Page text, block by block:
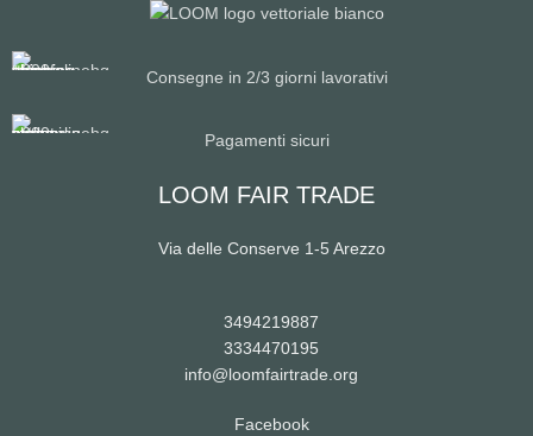
Consegne in 2/3 giorni lavorativi
Pagamenti sicuri
LOOM FAIR TRADE
Via delle Conserve 1-5 Arezzo
3494219887
3334470195
info@loomfairtrade.org
Facebook